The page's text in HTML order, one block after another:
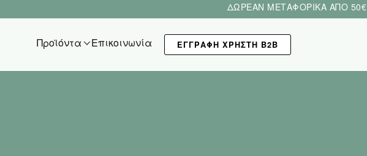
ΔΩΡΕΑΝ ΜΕΤΑΦΟΡΙΚΑ ΑΠΟ 50€
Προϊόντα Επικοινωνία ΕΓΓΡΑΦΗ ΧΡΗΣΤΗ Β2Β